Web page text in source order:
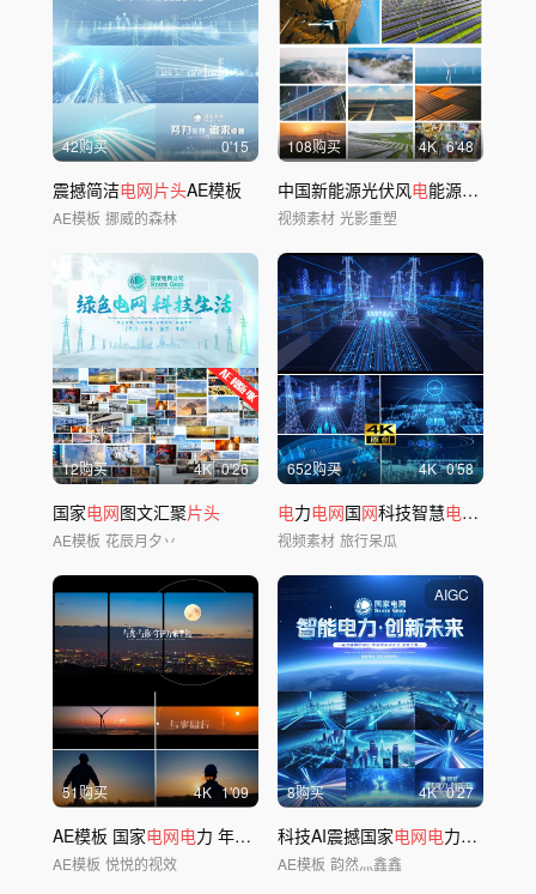
42购买 0'15
震撼简洁电网片头AE模板
AE模板 挪威的森林
108购买 4K 6'48
中国新能源光伏风电能源电
视频素材 光影重塑
12购买 4K 0'26
国家电网图文汇聚片头
AE模板 花辰月夕丷
652购买 4K 0'58
电力电网国网科技智慧电塔能源变
视频素材 旅行呆瓜
51购买 4K 1'09
AE模板 国家电网电力 年度总结 片头快闪
AE模板 悦悦的视效
AIGC
8购买 4K 0'27
科技AI震撼国家电网电力科技
AE模板 韵然灬鑫鑫